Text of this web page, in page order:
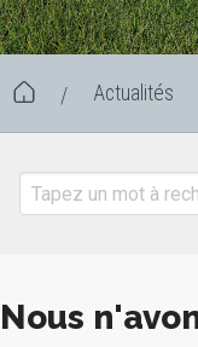
/ Actualités
Nous